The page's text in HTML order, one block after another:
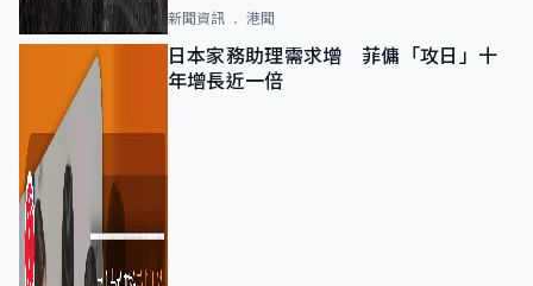
新聞資訊 港聞
日本家務助理需求增 菲傭「攻日」十
年增長近一倍